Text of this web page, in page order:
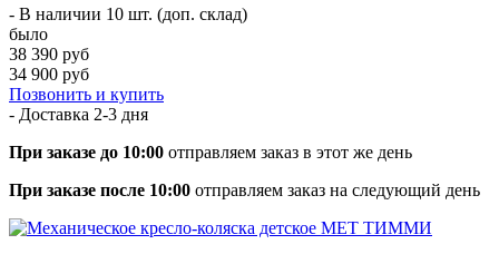
- В наличии 10 шт. (доп. склад)
было
38 390 руб
34 900 руб
Позвонить и купить
- Доставка 2-3 дня
При заказе до 10:00 отправляем заказ в этот же день
При заказе после 10:00 отправляем заказ на следующий день